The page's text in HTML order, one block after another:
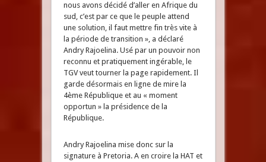
nous avons décidé d’aller en Afrique du
sud, c’est par ce que le peuple attend
une solution, il faut mettre fin très vite à
la période de transition », a déclaré
Andry Rajoelina. Usé par un pouvoir non
reconnu et pratiquement ingérable, le
TGV veut tourner la page rapidement. Il
garde désormais en ligne de mire la
4ème République et au « moment
opportun » la présidence de la
République.
Andry Rajoelina mise donc sur la
signature à Pretoria. A en croire la HAT et